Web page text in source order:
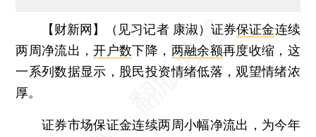
【财新网】（见习记者 康淑）证券保证金连续
两周净流出，开户数下降， 两融余额再度收缩，这
一系列数据显示，股民投资情绪低落，观望情绪浓
厚。
证券市场保证金连续两周小幅净流出，为今年